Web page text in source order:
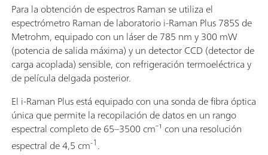
Para la obtención de espectros Raman se utiliza el
espectrómetro Raman de laboratorio i-Raman Plus 785S de
Metrohm, equipado con un láser de 785 nm y 300 mW
(potencia de salida máxima) y un detector CCD (detector de
carga acoplada) sensible, con refrigeración termoeléctrica y
de película delgada posterior.
El i-Raman Plus está equipado con una sonda de fibra óptica
única que permite la recopilación de datos en un rango
espectral completo de 65–3500 cm⁻¹ con una resolución
espectral de 4,5 cm-1.